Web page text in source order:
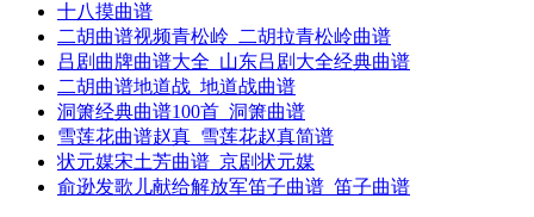
十八摸曲谱
二胡曲谱视频青松岭_二胡拉青松岭曲谱
吕剧曲牌曲谱大全_山东吕剧大全经典曲谱
二胡曲谱地道战_地道战曲谱
洞箫经典曲谱100首_洞箫曲谱
雪莲花曲谱赵真_雪莲花赵真简谱
状元媒宋土芳曲谱_京剧状元媒
俞逊发歌儿献给解放军笛子曲谱_笛子曲谱